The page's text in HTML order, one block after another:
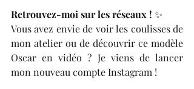
Retrouvez-moi sur les réseaux ! ✨
​Vous avez envie de voir les coulisses de
mon atelier ou de découvrir ce modèle
Oscar en vidéo ? Je viens de lancer
mon nouveau compte Instagram !